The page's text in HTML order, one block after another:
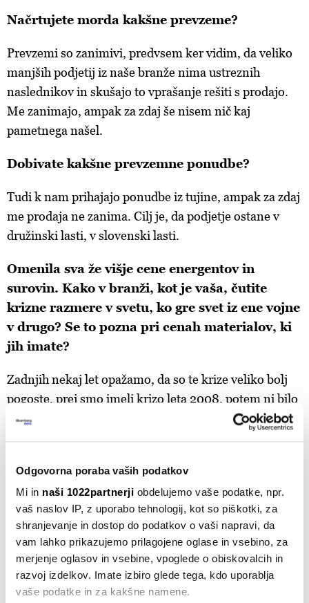
Odgovorna poraba vaših podatkov
Mi in naši 1022partnerji obdelujemo vaše podatke, npr.
vaš naslov IP, z uporabo tehnologij, kot so piškotki, za
shranjevanje in dostop do podatkov o vaši napravi, da
vam lahko prikazujemo prilagojene oglase in vsebino, za
merjenje oglasov in vsebine, vpoglede o obiskovalcih in
razvoj izdelkov. Imate izbiro glede tega, kdo uporablja
vaše podatke in za kakšne namene.
Načrtujete morda kakšne prevzeme?
Prevzemi so zanimivi, predvsem ker vidim, da veliko
manjših podjetij iz naše branže nima ustreznih
naslednikov in skušajo to vprašanje rešiti s prodajo.
Me zanimajo, ampak za zdaj še nisem nič kaj
pametnega našel.
Dobivate kakšne prevzemne ponudbe?
Tudi k nam prihajajo ponudbe iz tujine, ampak za zdaj
me prodaja ne zanima. Cilj je, da podjetje ostane v
družinski lasti, v slovenski lasti.
Omenila sva že višje cene energentov in
surovin. Kako v branži, kot je vaša, čutite
krizne razmere v svetu, ko gre svet iz ene vojne
v drugo? Se to pozna pri cenah materialov, ki
jih imate?
Zadnjih nekaj let opažamo, da so te krize veliko bolj
pogoste, prej smo imeli krizo leta 2008, potem ni bilo
do covida nič. Potem pa takoj surovinska kriza pa
draži. Ampak enostavno smo videli, da se je treba s
tem sprijazniti in hitro ukrepati, kolikor se pač da.
Treba je biti iznajdljiv v poslu?
Ves čas!
Govorila sva že o odnosu do zaposlenih, kako